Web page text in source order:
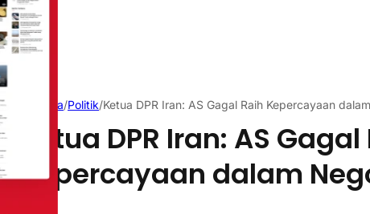
Beranda/Politik/Ketua DPR Iran: AS Gagal Raih Kepercayaan
Ketua DPR Iran: AS
Kepercayaan dalam